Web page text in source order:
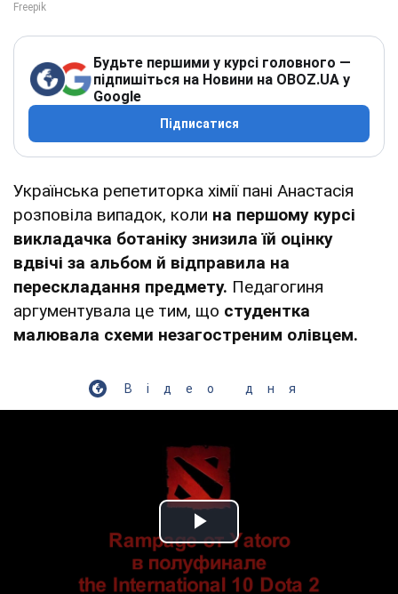
Будьте першими у курсі головного —
підпишіться на Новини на OBOZ.UA у
Google
Підписатися
Українська репетиторка хімії пані Анастасія
розповіла випадок, коли на першому курсі
викладачка ботаніку знизила їй оцінку
вдвічі за альбом й відправила на
перескладання предмету. Педагогиня
аргументувала це тим, що студентка
малювала схеми незагостреним олівцем.
Відео дня
Play Video